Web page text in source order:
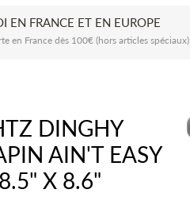
EN FRANCE ET EN EUROPE
en France dès 100€ (hors articles spéciaux)
DINGHY
AIN'T EASY
X 8.6"